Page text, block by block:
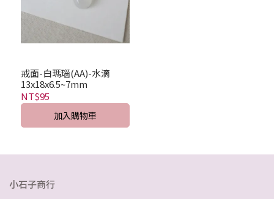
戒面-白瑪瑙(AA)-水滴
13x18x6.5~7mm
NT$95
加入購物車
小石子商行